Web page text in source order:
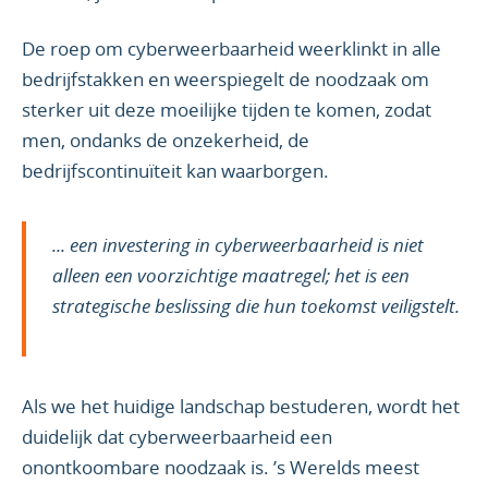
De roep om cyberweerbaarheid weerklinkt in alle
bedrijfstakken en weerspiegelt de noodzaak om
sterker uit deze moeilijke tijden te komen, zodat
men, ondanks de onzekerheid, de
bedrijfscontinuïteit kan waarborgen.
... een investering in cyberweerbaarheid is niet
alleen een voorzichtige maatregel; het is een
strategische beslissing die hun toekomst veiligstelt.
Als we het huidige landschap bestuderen, wordt het
duidelijk dat cyberweerbaarheid een
onontkoombare noodzaak is. ’s Werelds meest